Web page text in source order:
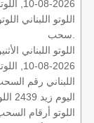
اللوتو اللبناني